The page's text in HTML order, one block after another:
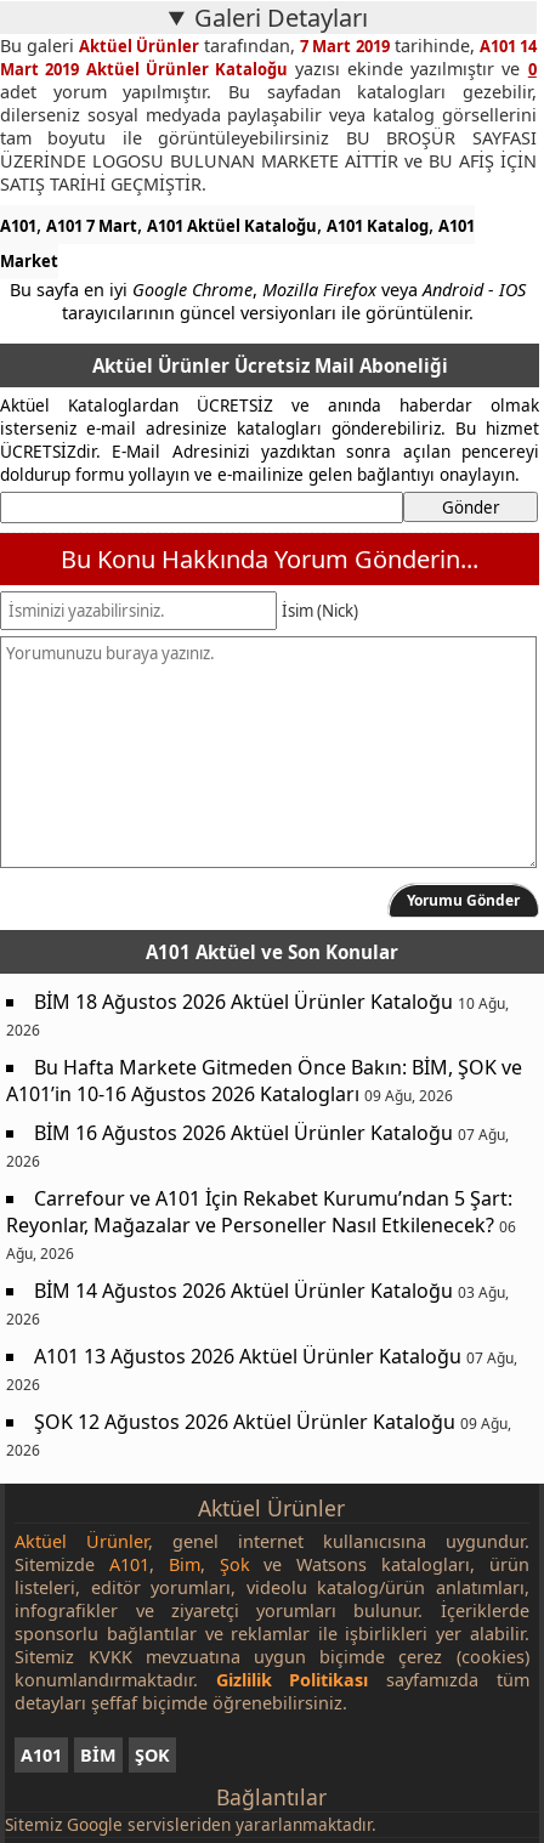
Galeri Detayları
Bu galeriAktüel Ürünler tarafından,7 Mart 2019tarihinde, A101 14
Mart 2019 Aktüel Ürünler Kataloğu yazısı ekinde yazılmıştır ve 0
adet yorum yapılmıştır. Bu sayfadan katalogları gezebilir,
dilerseniz sosyal medyada paylaşabilir veya katalog görsellerini
tam boyutu ile görüntüleyebilirsiniz BU BROŞÜR SAYFASI
ÜZERİNDE LOGOSU BULUNAN MARKETE AİTTİR ve BU AFİŞ İÇİN
SATIŞ TARİHİ GEÇMİŞTİR.
A101, A101 7 Mart, A101 Aktüel Kataloğu, A101 Katalog, A101
Market
Bu sayfa en iyi Google Chrome,Mozilla Firefox veyaAndroid - IOS
tarayıcılarının güncel versiyonları ile görüntülenir.
Aktüel Ürünler Ücretsiz Mail Aboneliği
Aktüel Kataloglardan ÜCRETSİZ ve anında haberdar olmak
isterseniz e-mail adresinize katalogları gönderebiliriz. Bu hizmet
ÜCRETSİZdir. E-Mail Adresinizi yazdıktan sonra açılan pencereyi
doldurup formu yollayın ve e-mailinize gelen bağlantıyı onaylayın.
Bu Konu Hakkında Yorum Gönderin...
İsim (Nick)
Yorumu Gönder
A101 Aktüel ve Son Konular
BİM 18 Ağustos 2026 Aktüel Ürünler Kataloğu 10 Ağu,
2026
Bu Hafta Markete Gitmeden Önce Bakın: BİM, ŞOK ve
A101’in 10-16 Ağustos 2026 Katalogları 09 Ağu, 2026
BİM 16 Ağustos 2026 Aktüel Ürünler Kataloğu 07 Ağu,
2026
Carrefour ve A101 İçin Rekabet Kurumu’ndan 5 Şart:
Reyonlar, Mağazalar ve Personeller Nasıl Etkilenecek? 06
Ağu, 2026
BİM 14 Ağustos 2026 Aktüel Ürünler Kataloğu 03 Ağu,
2026
A101 13 Ağustos 2026 Aktüel Ürünler Kataloğu 07 Ağu,
2026
ŞOK 12 Ağustos 2026 Aktüel Ürünler Kataloğu 09 Ağu,
2026
Aktüel Ürünler
Aktüel Ürünler, genel internet kullanıcısına uygundur.
SitemizdeA101, Bim, Şokve Watsons katalogları, ürün
listeleri, editör yorumları, videolu katalog/ürün anlatımları,
infografikler ve ziyaretçi yorumları bulunur. İçeriklerde
sponsorlu bağlantılar ve reklamlar ile işbirlikleri yer alabilir.
Sitemiz KVKK mevzuatına uygun biçimde çerez (cookies)
konumlandırmaktadır. Gizlilik Politikası sayfamızda tüm
detayları şeffaf biçimde öğrenebilirsiniz.
A101 BİM ŞOK
Bağlantılar
Sitemiz Google servisleriden yararlanmaktadır.